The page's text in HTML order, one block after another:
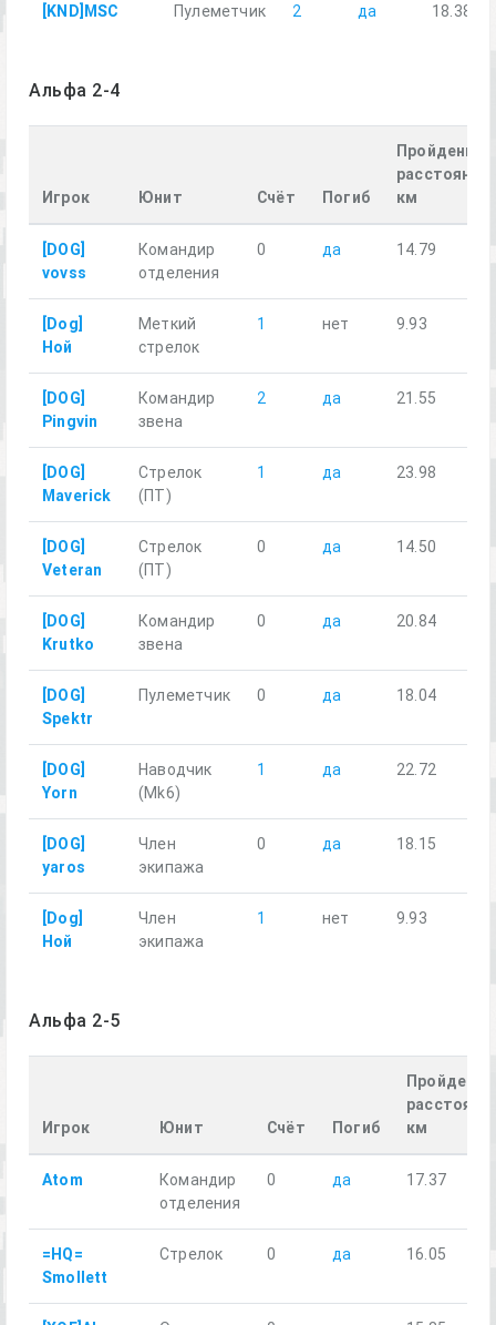
[KND]MSC Пулеметчик 2 да 18.38
Альфа 2-4
Игрок Юнит Счёт Погиб
Пройденное
расстояние,
км
[DOG]
vovss
Командир
отделения
0 да 14.79
[Dog]
Ной
Меткий
стрелок
1 нет 9.93
[DOG]
Pingvin
Командир
звена
2 да 21.55
[DOG]
Maverick
Стрелок
(ПТ)
1 да 23.98
[DOG]
Veteran
Стрелок
(ПТ)
0 да 14.50
[DOG]
Krutko
Командир
звена
0 да 20.84
[DOG]
Spektr
Пулеметчик 0 да 18.04
[DOG]
Yorn
Наводчик
(Mk6)
1 да 22.72
[DOG]
yaros
Член
экипажа
0 да 18.15
[Dog]
Ной
Член
экипажа
1 нет 9.93
Альфа 2-5
Игрок Юнит Счёт Погиб
км
Atom
Командир
отделения
0 да 17.37
=HQ=
Smollett
Стрелок 0 да 16.05